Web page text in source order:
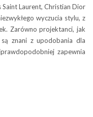
Laurent, Christian Dior
wyczucia stylu, z
Zarówno projektanci, jak
znani z upodobania dla
zapewnia